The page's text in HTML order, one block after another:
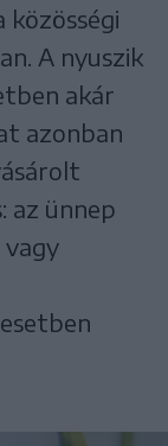
közösségi
A nyuszik
akár
azonban
az ünnep
vagy